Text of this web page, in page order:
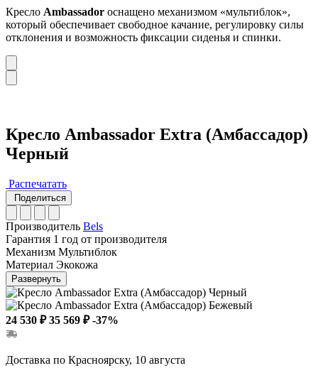
Кресло Ambassador оснащено механизмом «мультиблок»,
который обеспечивает свободное качание, регулировку силы
отклонения и возможность фиксации сиденья и спинки.
Кресло Ambassador Extra (Амбассадор)
Черный
Распечатать
Поделиться
Производитель Bels
Гарантия 1 год от производителя
Механизм Мультиблок
Материал Экокожа
Развернуть
24 530 ₽ 35 569 ₽ -37%
Доставка по Красноярску, 10 августа